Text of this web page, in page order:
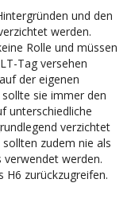
und den
werden.
Rolle und müssen
Tag versehen
der eigenen
sie immer den
unterschiedliche
verzichtet
zudem nie als
werden.
H6 zurückzugreifen.